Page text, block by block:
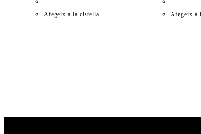
Afegeix a la cistella Afegeix a